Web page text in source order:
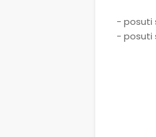
- posuti
- posuti